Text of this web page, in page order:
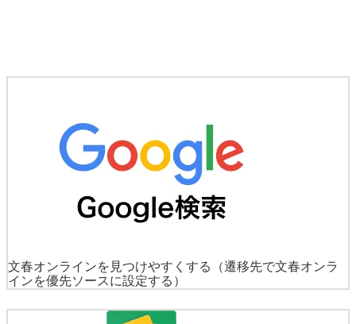
文春オンラインを見つけやすくする
（遷移先で文春オンラ
インを優先ソースに設定する）